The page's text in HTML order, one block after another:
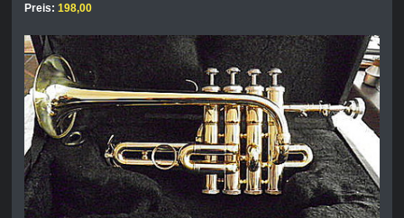
Preis: 198,00